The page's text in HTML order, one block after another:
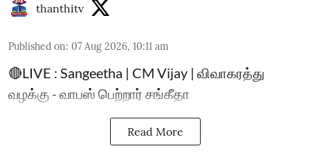
thanthitv
Published on: 07 Aug 2026, 10:11 am
🔴LIVE : Sangeetha | CM Vijay | விவாகரத்து
வழக்கு - வாபஸ் பெற்றார் சங்கீதா
Read More